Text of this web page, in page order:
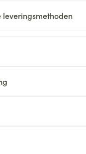
leveringsmethoden